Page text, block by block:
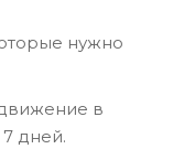
нужно
в
дней.